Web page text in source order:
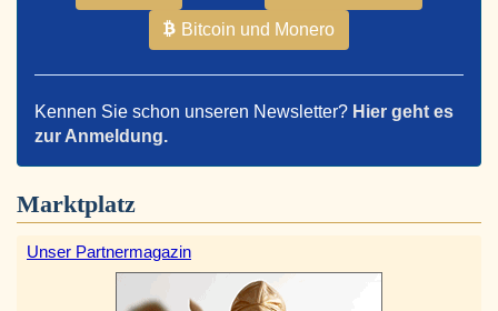
Bitcoin und Monero
Kennen Sie schon unseren Newsletter? Hier geht es
zur Anmeldung.
Marktplatz
Unser Partnermagazin